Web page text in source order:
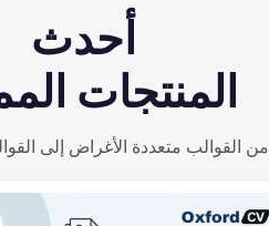
أحدث
المنتجات
من القوالب متعددة الأغراض إلى